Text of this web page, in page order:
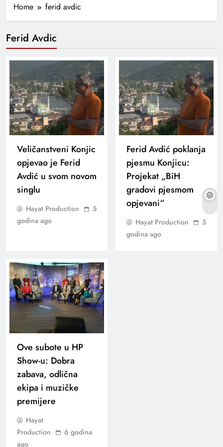
Home ferid avdic
Ferid Avdic
Veličanstveni Konjic
opjevao je Ferid
Avdić u svom novom
singlu
Hayat Production
5
godina ago
Ferid Avdić poklanja
pjesmu Konjicu:
Projekat „BiH
gradovi pjesmom
opjevani“
Hayat Production
5
godina ago
Ove subote u HP
Show-u: Dobra
zabava, odlična
ekipa i muzičke
premijere
Hayat
Production
6 godina
ago